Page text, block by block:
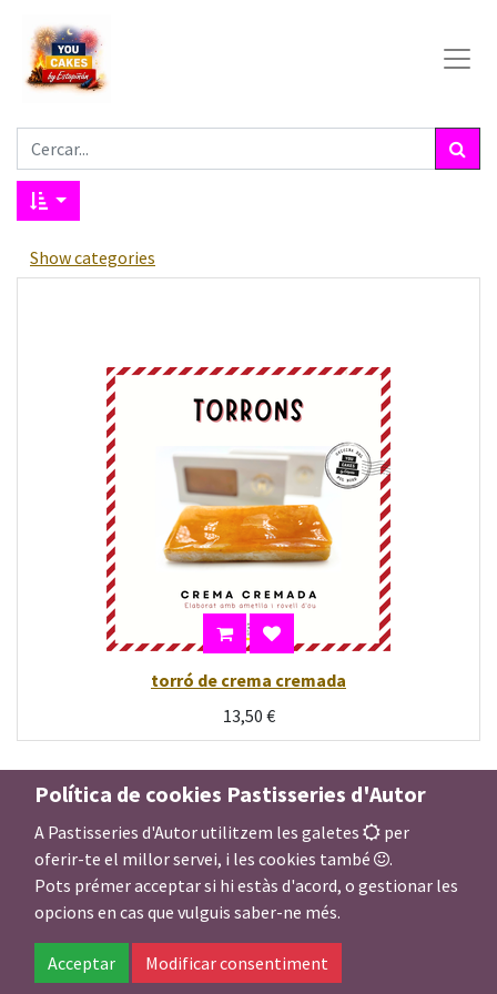
Show categories
torró de crema cremada
13,50 €
Política de cookies Pastisseries d'Autor
A Pastisseries d'Autor utilitzem les galetes
per
oferir-te el millor servei, i les cookies també
.
Pots prémer acceptar si hi estàs d'acord, o gestionar les
opcions en cas que vulguis saber-ne més.
Acceptar Modificar consentiment